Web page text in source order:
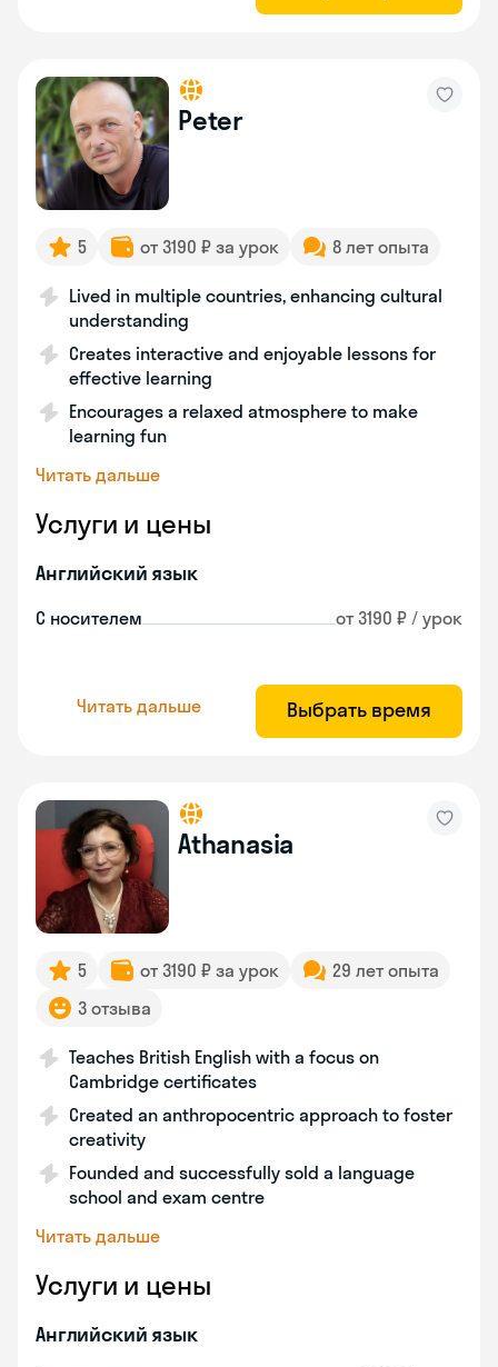
Peter
5 от 3190 ₽ за урок 8 лет опыта
Lived in multiple countries, enhancing cultural
understanding
Creates interactive and enjoyable lessons for
effective learning
Encourages a relaxed atmosphere to make
learning fun
Читать дальше
Услуги и цены
Английский язык
С носителем от 3190 ₽ / урок
Читать дальше Выбрать время
Athanasia
5 от 3190 ₽ за урок
29 лет опыта
3 отзыва
Teaches British English with a focus on
Cambridge certificates
Created an anthropocentric approach to foster
creativity
Founded and successfully sold a language
school and exam centre
Читать дальше
Услуги и цены
Английский язык